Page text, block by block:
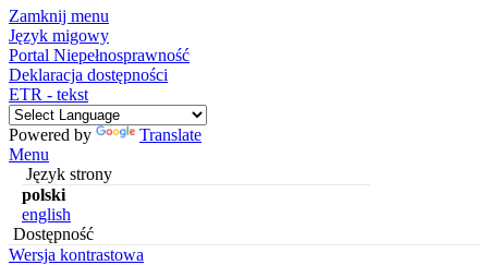
Zamknij menu
Język migowy
Portal Niepełnosprawność
Deklaracja dostępności
ETR - tekst
Powered by
Translate
Menu
Język strony
polski
english
Dostępność
Wersja kontrastowa